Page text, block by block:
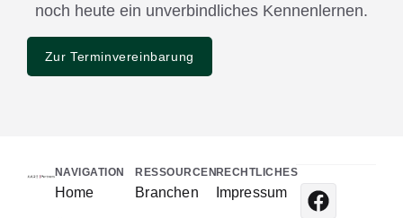
noch heute ein unverbindliches Kennenlernen.
Zur Terminvereinbarung
NAVIGATION
Home
RESSOURCEN
Branchen
RECHTLICHES
Impressum